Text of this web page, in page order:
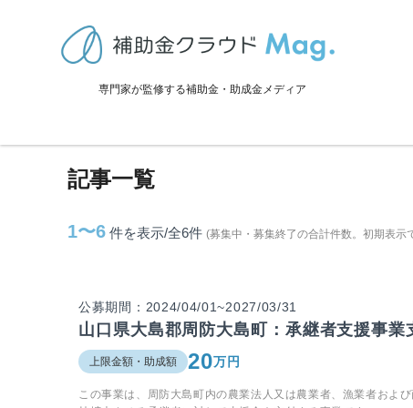
専門家が監修する補助金・助成金メディア
>補助金・助成金詳細
周防大島町に関連する記事
記事一覧
1〜6 件を表示/全6件 (募集中・募集終了の合計件数。初期表
公募期間：2024/04/01~2027/03/31
山口県大島郡周防大島町：承継者支援事業
上限金額・助成額 20万円
この事業は、周防大島町内の農業法人又は農業者、漁業者およ